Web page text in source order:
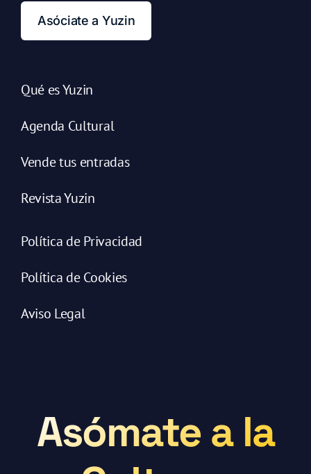
Asóciate a Yuzin
Qué es Yuzin
Agenda Cultural
Vende tus entradas
Revista Yuzin
Política de Privacidad
Política de Cookies
Aviso Legal
Asómate a la